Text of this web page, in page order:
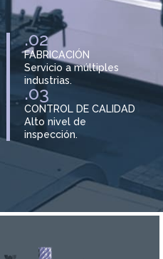
.02
FABRICACIÓN
Servicio a múltiples
industrias.
.03
CONTROL DE CALIDAD
Alto nivel de
inspección.